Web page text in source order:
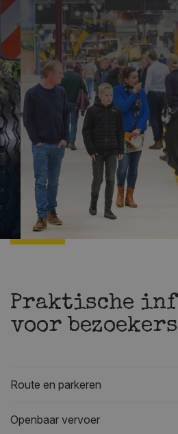
Praktische
voor bezoekers
Route en parkeren
Openbaar vervoer